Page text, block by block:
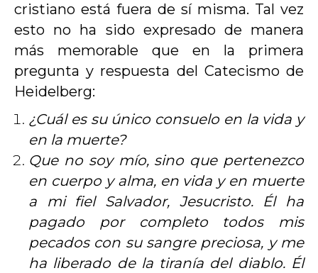
cristiano está fuera de sí misma. Tal vez
esto no ha sido expresado de manera
más memorable que en la primera
pregunta y respuesta del Catecismo de
Heidelberg:
¿Cuál es su único consuelo en la vida y
en la muerte?
Que no soy mío, sino que pertenezco
en cuerpo y alma, en vida y en muerte
a mi fiel Salvador, Jesucristo. Él ha
pagado por completo todos mis
pecados con su sangre preciosa, y me
ha liberado de la tiranía del diablo. Él